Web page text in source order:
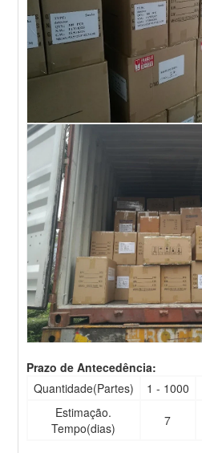
Prazo de Antecedência:
Quantidade(Partes)
1 - 1000
Estimação.
Tempo(dias)
7